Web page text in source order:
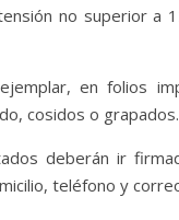
no superior a
en folios
cosidos o
deberán ir
teléfono y